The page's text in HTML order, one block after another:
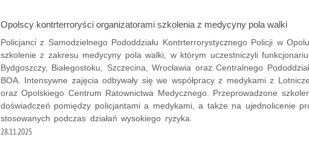
Opolscy kontrterroryści organizatorami szkolenia z medycyny pola walki
Policjanci z Samodzielnego Pododdziału Kontrterrorystycznego Policji w
szkolenie z zakresu medycyny pola walki, w którym uczestniczyli
Bydgoszczy, Białegostoku, Szczecina, Wrocławia oraz Centralnego
BOA. Intensywne zajęcia odbywały się we współpracy z medykami z
oraz Opolskiego Centrum Ratownictwa Medycznego. Przeprowadzone
doświadczeń pomiędzy policjantami a medykami, a także na ujednolicenie
stosowanych podczas działań wysokiego ryzyka.
28.11.2025